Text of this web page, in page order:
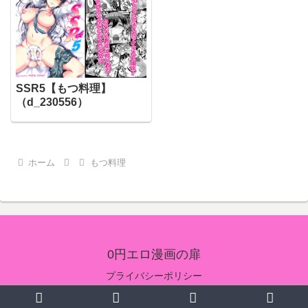
SSR5【もつ料理】
（d_230556）
ホーム もつ料理
0円エロ漫画の扉
プライバシーポリシー
© 2024 0円エロ漫画の扉.